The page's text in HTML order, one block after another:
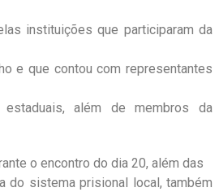
instituições que participaram da
e que contou com representantes
além de membros da
o encontro do dia 20, além das
do sistema prisional local, também